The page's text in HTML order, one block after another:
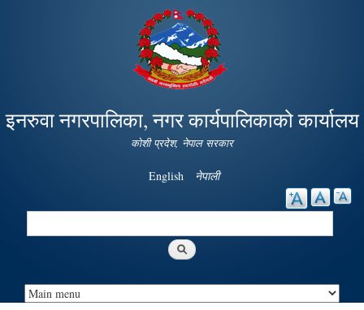
Skip to
main
content
इनरुवा नगरपालिका, नगर कार्यपालिकाको कार्यालय
कोशी प्रदेश, नेपाल सरकार
English नेपाली
Search